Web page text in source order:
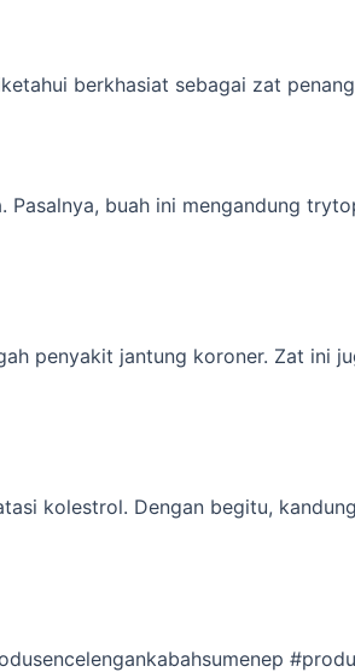
berkhasiat sebagai zat
buah ini mengandung
penyakit jantung koroner. Zat ini
kolestrol. Dengan begitu,